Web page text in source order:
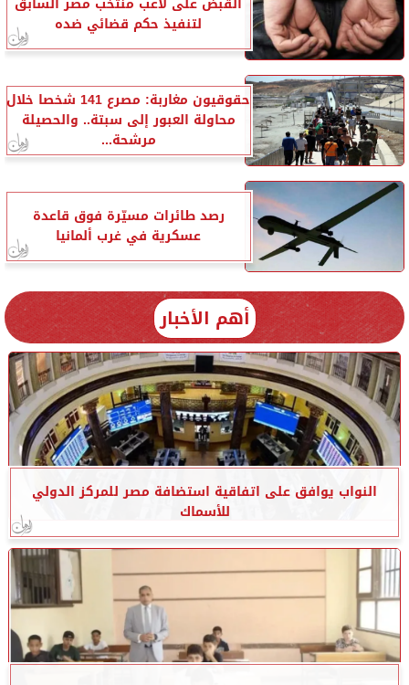
لتنفيذ حكم قضائي ضده
حقوقيون مغاربة: مصرع 141 شخصا خلال
محاولة العبور إلى سبتة.. والحصيلة
مرشحة...
رصد طائرات مسيّرة فوق قاعدة
عسكرية في غرب ألمانيا
أهم الأخبار
النواب يوافق على اتفاقية استضافة مصر للمركز الدولي
للأسماك